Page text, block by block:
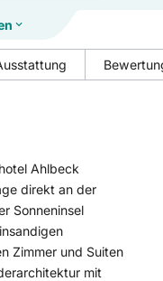
Ahlbeck
direkt an der
Sonneninsel
Zimmer und Suiten
mit